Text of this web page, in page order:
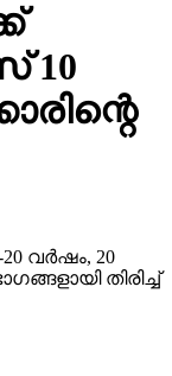
10
വര്‍ഷം, 20
തിരിച്ച്